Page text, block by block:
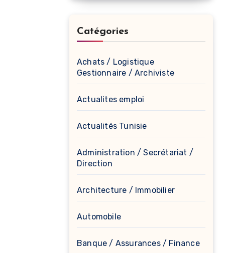
Catégories
Achats / Logistique
Gestionnaire / Archiviste
Actualites emploi
Actualités Tunisie
Administration / Secrétariat /
Direction
Architecture / Immobilier
Automobile
Banque / Assurances / Finance